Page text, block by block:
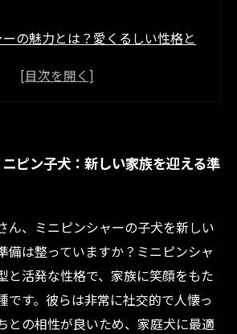
の魅力とは？愛くるしい性格と
できるブリーダーを探して：ミニ
が教えてくれること：愛と友情
ンと共に：知多郡での新しい生
ピン子犬：新しい家族を迎える準
ん、ミニピンシャーの子犬を新しい
備は整っていますか？ミニピンシャ
と活発な性格で、家族に笑顔をもた
です。彼らは非常に社交的で人懐っ
との相性が良いため、家庭犬に最適